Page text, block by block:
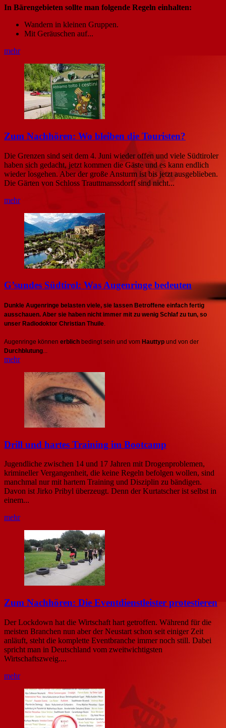
In Bärengebieten sollte man folgende Regeln einhalten:
Wandern in kleinen Gruppen.
Mit Geräuschen auf...
mehr
Zum Nachhören: Wo bleiben die Touristen?
Die Grenzen sind seit dem 4. Juni wieder offen und viele Südtiroler
haben sich gedacht, jetzt kommen die Gäste und es kann endlich
wieder losgehen. Aber der große Ansturm ist bis jetzt ausgeblieben.
Die Gärten von Schloss Trauttmanssdorff sind nicht...
mehr
G’sundes Südtirol: Was Augenringe bedeuten
Dunkle Augenringe belasten viele, sie lassen Betroffene einfach fertig
ausschauen. Aber sie haben nicht immer mit zu wenig Schlaf zu tun, so
unser Radiodoktor Christian Thuile.
Augenringe können erblich bedingt sein und vom Hauttyp und von der
Durchblutung...
mehr
Drill und hartes Training im Bootcamp
Jugendliche zwischen 14 und 17 Jahren mit Drogenproblemen,
krimineller Vergangenheit, die keine Regeln befolgen wollen, sind
manchmal nur mit hartem Training und Disziplin zu bändigen.
Davon ist Jirko Pribyl überzeugt. Denn der Kurtatscher ist selbst in
einem...
mehr
Zum Nachhören: Die Eventdienstleister protestieren
Der Lockdown hat die Wirtschaft hart getroffen. Während für die
meisten Branchen nun aber der Neustart schon seit einiger Zeit
anläuft, steht die komplette Eventbranche immer noch still. Dabei
spricht man in Deutschland vom zweitwichtigsten
Wirtschaftszweig....
mehr